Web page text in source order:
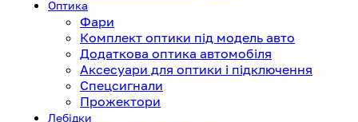
Оптика
Фари
Комплект оптики під модель авто
Додаткова оптика автомобіля
Аксесуари для оптики і підключення
Спецсигнали
Прожектори
Лебідки